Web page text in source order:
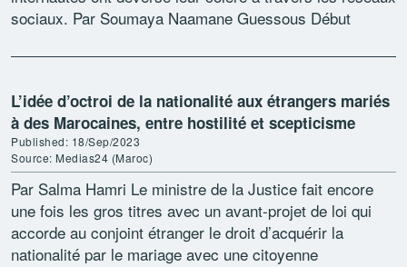
sociaux. Par Soumaya Naamane Guessous Début
L’idée d’octroi de la nationalité aux étrangers mariés
à des Marocaines, entre hostilité et scepticisme
Published: 18/Sep/2023
Source: Medias24 (Maroc)
Par Salma Hamri Le ministre de la Justice fait encore
une fois les gros titres avec un avant-projet de loi qui
accorde au conjoint étranger le droit d’acquérir la
nationalité par le mariage avec une citoyenne